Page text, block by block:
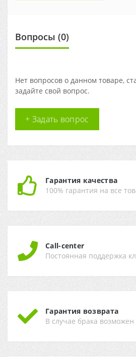
Вопросы (0)
Нет вопросов о данном товаре,
задайте свой вопрос.
+ Задать вопрос
Гарантия качества
100% гарантия на все
Call-center
Постоянная поддержка
Гарантия возврата
В случае брака возможен